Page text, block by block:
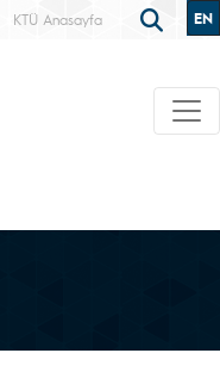
KTÜ Anasayfa EN